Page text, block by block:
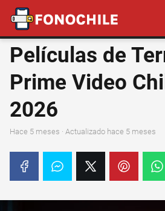
Películas de
Prime Video
2026
hace 5 meses · Actualizado hace 5 meses